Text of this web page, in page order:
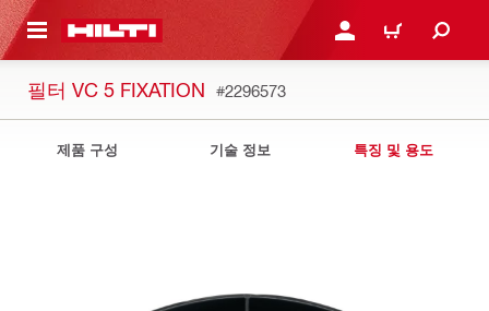
으로 건너뛰기 로그인 또는 회원가입
장바구니
필터 VC 5 FIXATION #2296573
제품 구성 기술 정보 특징 및 용도